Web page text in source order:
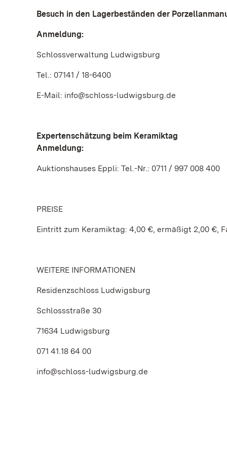
Besuch in den Lagerbeständen der
Anmeldung:
Schlossverwaltung Ludwigsburg
Tel.: 07141 / 18-6400
E-Mail: info@schloss-ludwigsburg.de
Expertenschätzung beim Keramiktag
Anmeldung:
Auktionshauses Eppli: Tel.-Nr.: 0711 / 997 008 400
PREISE
Eintritt zum Keramiktag: 4,00 €, ermäßigt 2,00 €,
WEITERE INFORMATIONEN
Residenzschloss Ludwigsburg
Schlossstraße 30
71634 Ludwigsburg
071 41.18 64 00
info@schloss-ludwigsburg.de